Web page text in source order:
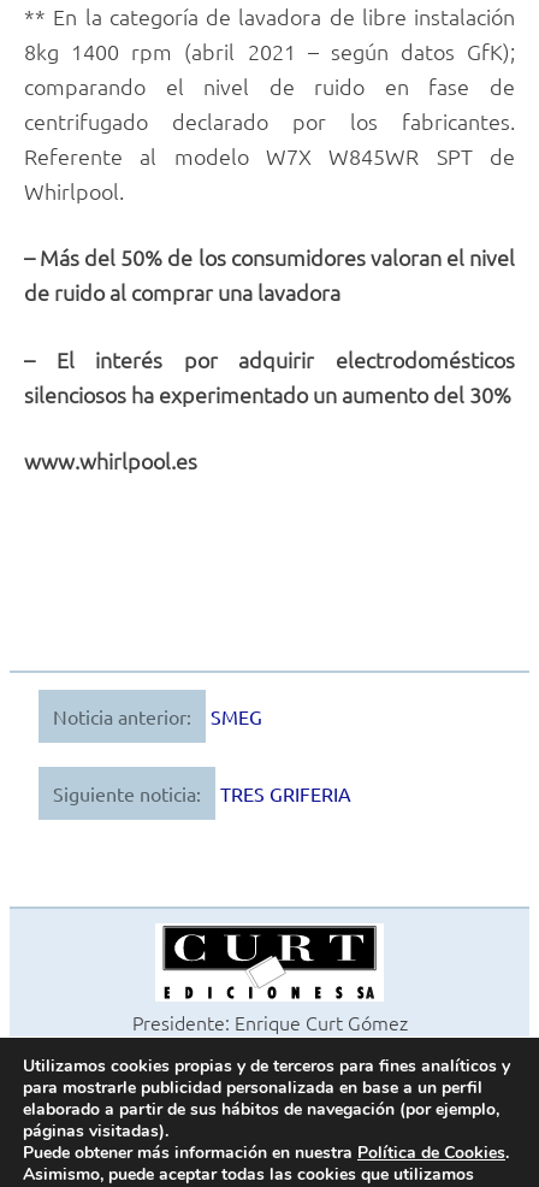
** En la categoría de lavadora de libre instalación
8kg 1400 rpm (abril 2021 – según datos GfK);
comparando el nivel de ruido en fase de
centrifugado declarado por los fabricantes.
Referente al modelo W7X W845WR SPT de
Whirlpool.
– Más del 50% de los consumidores valoran el nivel
de ruido al comprar una lavadora
– El interés por adquirir electrodomésticos
silenciosos ha experimentado un aumento del 30%
www.whirlpool.es
Navegación
de
entradas
Noticia anterior: SMEG
Siguiente noticia: TRES GRIFERIA
Presidente: Enrique Curt Gómez
©2026 Revista Cocinas y Baños
Todos los derechos reservados
Paseo de Gracia, 63. 1º 2ª. 08008 Barcelona -
Fax 933 183 505
Utilizamos cookies propias y de terceros para fines analíticos y
para mostrarle publicidad personalizada en base a un perfil
elaborado a partir de sus hábitos de navegación (por ejemplo,
páginas visitadas).
Puede obtener más información en nuestra Política de Cookies.
Asimismo, puede aceptar todas las cookies que utilizamos